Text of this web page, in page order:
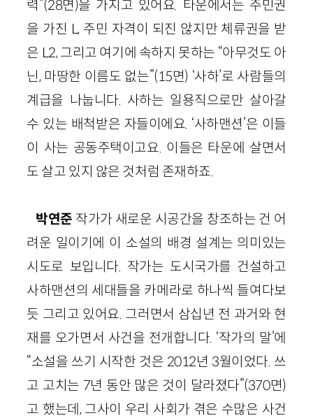
력”(28면)을 가지고 있어요. 타운에서는 주민권
을 가진 L, 주민 자격이 되진 않지만 체류권을 받
은 L2, 그리고 여기에 속하지 못하는 “아무것도 아
닌, 마땅한 이름도 없는”(15면) ‘사하’로 사람들의
계급을 나눕니다. 사하는 일용직으로만 살아갈
수 있는 배척받은 자들이에요. ‘사하맨션’은 이들
이 사는 공동주택이고요. 이들은 타운에 살면서
도 살고 있지 않은 것처럼 존재하죠.
박연준 작가가 새로운 시공간을 창조하는 건 어
려운 일이기에 이 소설의 배경 설계는 의미있는
시도로 보입니다. 작가는 도시국가를 건설하고
사하맨션의 세대들을 카메라로 하나씩 들여다보
듯 그리고 있어요. 그러면서 삼십년 전 과거와 현
재를 오가면서 사건을 전개합니다. ‘작가의 말’에
“소설을 쓰기 시작한 것은 2012년 3월이었다. 쓰
고 고치는 7년 동안 많은 것이 달라졌다”(370면)
고 했는데, 그사이 우리 사회가 겪은 수많은 사건